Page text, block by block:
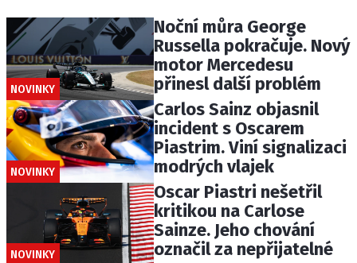
NOVINKY
Noční můra George
Russella pokračuje. Nový
motor Mercedesu
přinesl další problém
NOVINKY
Carlos Sainz objasnil
incident s Oscarem
Piastrim. Viní signalizaci
modrých vlajek
NOVINKY
Oscar Piastri nešetřil
kritikou na Carlose
Sainze. Jeho chování
označil za nepřijatelné